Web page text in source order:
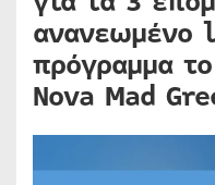
ανανεωμένο
πρόγραμμα
Nova Mad